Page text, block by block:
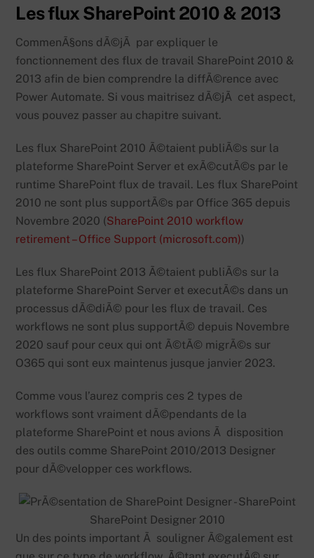
Les flux SharePoint 2010 & 2013
CommenÃ§ons dÃ©jÃ par expliquer le
fonctionnement des flux de travail SharePoint 2010 &
2013 afin de bien comprendre la diffÃ©rence avec
Power Automate. Si vous maitrisez dÃ©jÃ cet aspect,
vous pouvez passer au chapitre suivant.
Les flux SharePoint 2010 Ã©taient publiÃ©s sur la
plateforme SharePoint Server et exÃ©cutÃ©s par le
runtime SharePoint flux de travail. Les flux SharePoint
2010 ne sont plus supportÃ©s par Office 365 depuis
Novembre 2020 (SharePoint 2010 workflow
retirement – Office Support (microsoft.com))
Les flux SharePoint 2013 Ã©taient publiÃ©s sur la
plateforme SharePoint Server et executÃ©s dans un
processus dÃ©diÃ© pour les flux de travail. Ces
workflows ne sont plus supportÃ© depuis Novembre
2020 sauf pour ceux qui ont Ã©tÃ© migrÃ©s sur
O365 qui sont eux maintenus jusque janvier 2023.
Comme vous l’aurez compris ces 2 types de
workflows sont vraiment dÃ©pendants de la
plateforme SharePoint et nous avions Ã disposition
des outils comme SharePoint 2010/2013 Designer
pour dÃ©velopper ces workflows.
SharePoint Designer 2010
Un des points important Ã souligner Ã©galement est